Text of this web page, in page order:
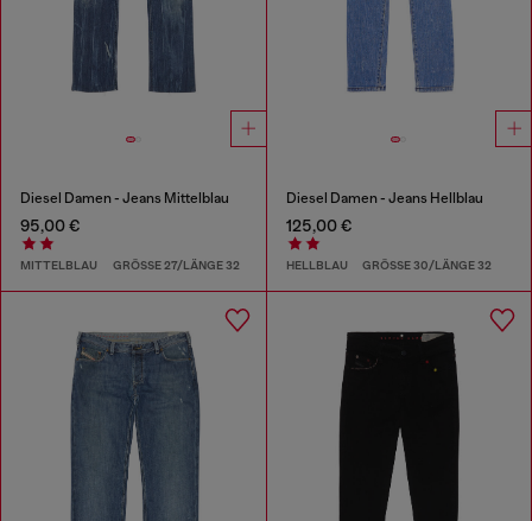
Diesel Damen - Jeans Mittelblau
95,00 €
MITTELBLAU GRÖSSE 27/LÄNGE 32
Diesel Damen - Jeans Hellblau
125,00 €
HELLBLAU GRÖSSE 30/LÄNGE 32